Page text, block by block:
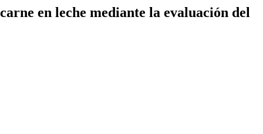
en leche mediante la evaluación del